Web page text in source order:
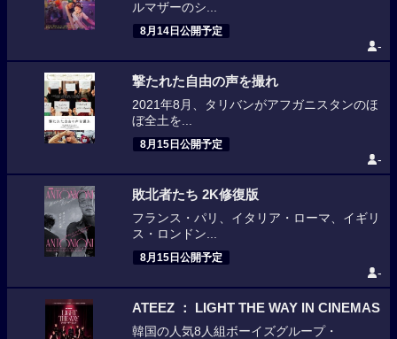
ルマザーのシ...
8月14日公開予定
-
撃たれた自由の声を撮れ
2021年8月、タリバンがアフガニスタンのほ
ぼ全土を...
8月15日公開予定
-
敗北者たち 2K修復版
フランス・パリ、イタリア・ローマ、イギリ
ス・ロンドン...
8月15日公開予定
-
ATEEZ ： LIGHT THE WAY IN CINEMAS
韓国の人気8人組ボーイズグループ・